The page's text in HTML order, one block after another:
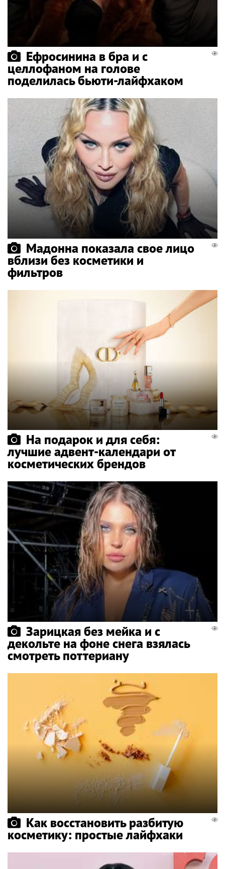
Ефросинина в бра и с
целлофаном на голове
поделилась бьюти-лайфхаком
Мадонна показала свое лицо
вблизи без косметики и
фильтров
На подарок и для себя:
лучшие адвент-календари от
косметических брендов
Зарицкая без мейка и с
декольте на фоне снега взялась
смотреть поттериану
Как восстановить разбитую
косметику: простые лайфхаки